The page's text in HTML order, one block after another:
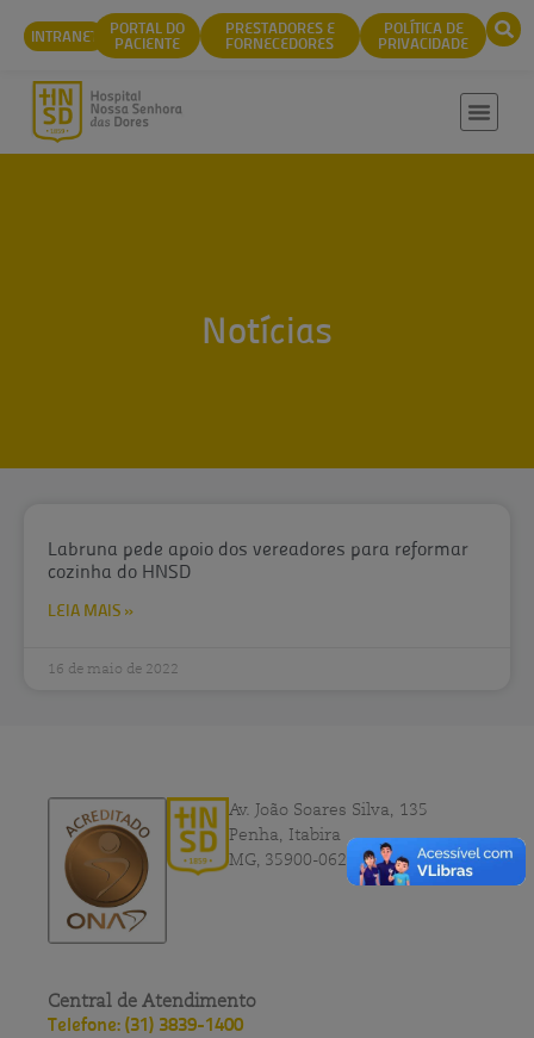
conteúdo
INTRANET PORTAL DO
PACIENTE
PRESTADORES E
FORNECEDORES
POLÍTICA DE
PRIVACIDADE
Notícias
Labruna pede apoio dos vereadores para reformar
cozinha do HNSD
LEIA MAIS »
16 de maio de 2022
Av. João Soares Silva, 135
Penha, Itabira
MG, 35900-062
Central de Atendimento
Telefone: (31) 3839-1400